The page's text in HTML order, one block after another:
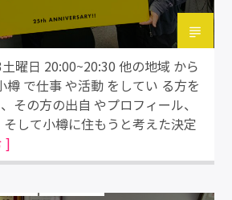
土曜日 20:00~20:30 他の地域 から
樽 で仕事 や活動 をしてい る方を
その方の出自 やプロフィール、
して小樽に住もうと考えた決定
]